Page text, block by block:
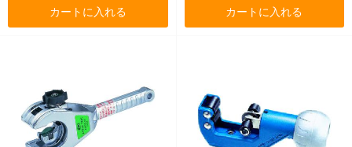
カートに入れる カートに入れる